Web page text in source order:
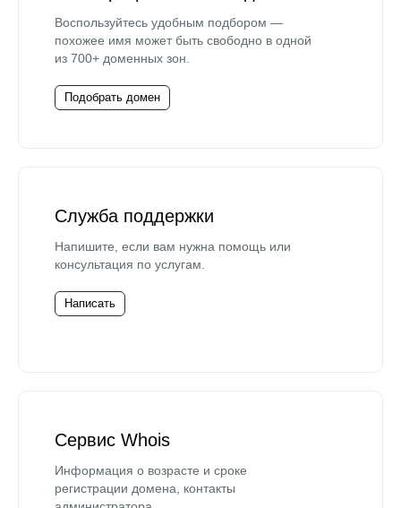
Воспользуйтесь удобным подбором —
похожее имя может быть свободно в одной
из 700+ доменных зон.
Подобрать домен
Служба поддержки
Напишите, если вам нужна помощь или
консультация по услугам.
Написать
Сервис Whois
Информация о возрасте и сроке
регистрации домена, контакты